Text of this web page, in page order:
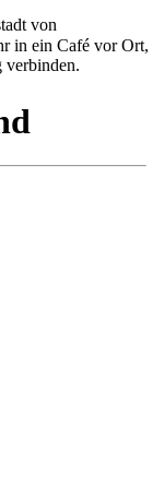
von
in ein Café vor Ort,
verbinden.